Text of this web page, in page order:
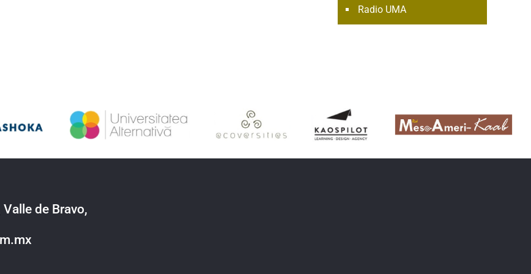
Radio UMA
de Bravo,